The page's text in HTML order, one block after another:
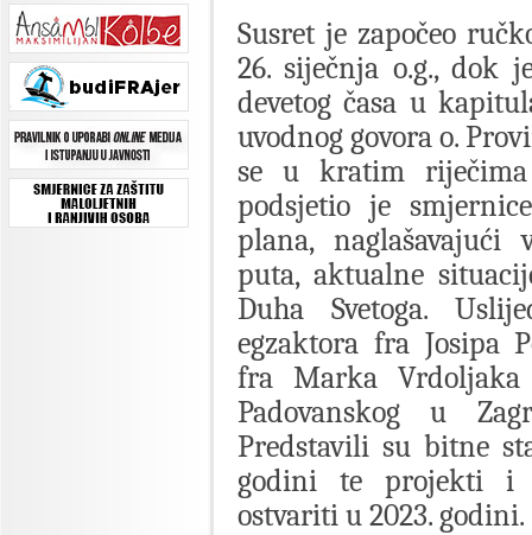
Susret je započeo
26. siječnja o.g., dok
devetog časa u
uvodnog govora o.
se u kratim
podsjetio je
plana, naglašavajući
puta, aktualne
Duha Svetoga.
egzaktora fra Josipa
fra Marka
Padovanskog u
Predstavili su bitne
godini te projekti i
ostvariti u 2023. godini.